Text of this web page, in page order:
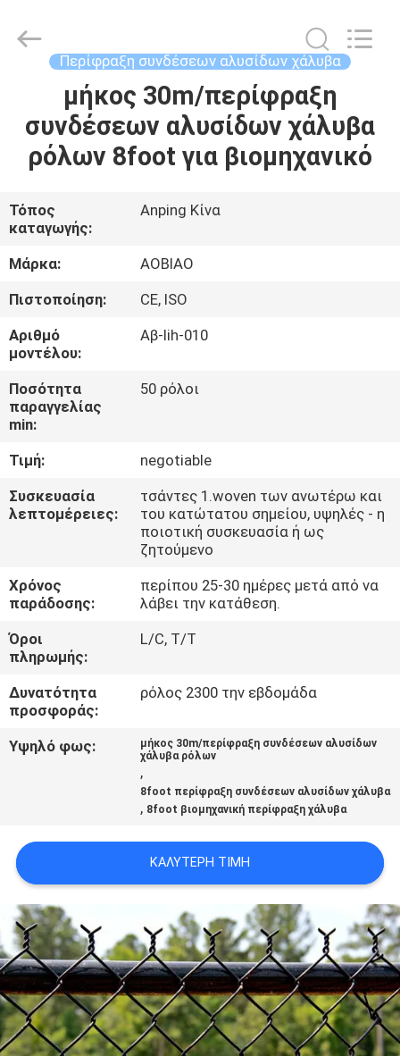
ΠΡΟΪΌΝΤΑ
ΠΕΡΊΠΟΥ
ΕΜΕΊΣ
ΓΎΡΟΣ
ΕΡΓΟΣΤΑΣΊΩΝ
ΠΟΙΟΤΙΚΌΣ
ΈΛΕΓΧΟΣ
ΜΑΣ
ΕΛΆΤΕ
ΜΕ
ΖΗΤΉΣΤΕ
ΈΝΑ
ΑΠΌΣΠΑΣΜΑ
προμηθευτής.
Copyright
securityfence.com.
Reserved.
Developed
Περίφραξη συνδέσεων αλυσίδων χάλυβα
μήκος 30m/περίφραξη
συνδέσεων αλυσίδων χάλυβα
ρόλων 8foot για βιομηχανικό
Τόπος
καταγωγής:
Anping Κίνα
Μάρκα:
AOBIAO
Πιστοποίηση:
CE, ISO
Αριθμό
μοντέλου:
Αβ-lih-010
Ποσότητα
παραγγελίας
min:
50 ρόλοι
Τιμή:
negotiable
Συσκευασία
λεπτομέρειες:
τσάντες 1.woven των ανωτέρω και
του κατώτατου σημείου, υψηλές - η
ποιοτική συσκευασία ή ως
ζητούμενο
Χρόνος
παράδοσης:
περίπου 25-30 ημέρες μετά από να
λάβει την κατάθεση.
Όροι
πληρωμής:
L/C, T/T
Δυνατότητα
προσφοράς:
ρόλος 2300 την εβδομάδα
Υψηλό φως:
μήκος 30m/περίφραξη συνδέσεων αλυσίδων
χάλυβα ρόλων
,
8foot περίφραξη συνδέσεων αλυσίδων χάλυβα
, 8foot βιομηχανική περίφραξη χάλυβα
ΚΑΛΎΤΕΡΗ ΤΙΜΉ